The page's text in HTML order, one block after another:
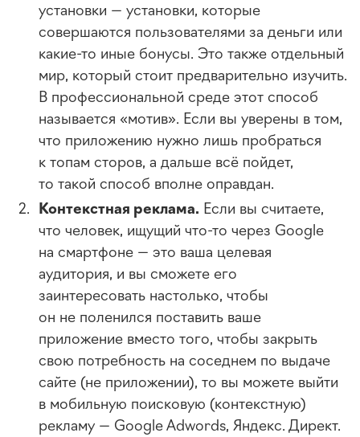
установки — установки, которые
совершаются пользователями за деньги или
какие-то иные бонусы. Это также отдельный
мир, который стоит предварительно изучить.
В профессиональной среде этот способ
называется «мотив». Если вы уверены в том,
что приложению нужно лишь пробраться
к топам сторов, а дальше всё пойдет,
то такой способ вполне оправдан.
Контекстная реклама. Если вы считаете,
что человек, ищущий что-то через Google
на смартфоне — это ваша целевая
аудитория, и вы сможете его
заинтересовать настолько, чтобы
он не поленился поставить ваше
приложение вместо того, чтобы закрыть
свою потребность на соседнем по выдаче
сайте (не приложении), то вы можете выйти
в мобильную поисковую (контекстную)
рекламу — Google Adwords, Яндекс. Директ.